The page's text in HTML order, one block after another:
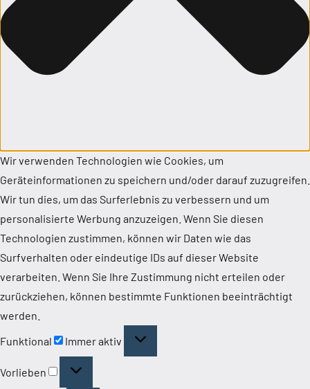
Wir verwenden Technologien wie Cookies, um
Geräteinformationen zu speichern und/oder darauf zuzugreifen.
Wir tun dies, um das Surferlebnis zu verbessern und um
personalisierte Werbung anzuzeigen. Wenn Sie diesen
Technologien zustimmen, können wir Daten wie das
Surfverhalten oder eindeutige IDs auf dieser Website
verarbeiten. Wenn Sie Ihre Zustimmung nicht erteilen oder
zurückziehen, können bestimmte Funktionen beeinträchtigt
werden.
Funktional
Immer aktiv
Vorlieben
Vorlieben